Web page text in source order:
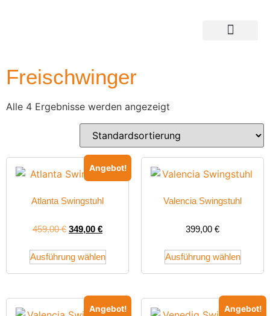
Freischwinger
Alle 4 Ergebnisse werden angezeigt
Angebot!
Atlanta Swingstuhl
459,00€ 349,00 €
Ausführung wählen
Valencia Swingstuhl
399,00 €
Ausführung wählen
Angebot! Angebot!